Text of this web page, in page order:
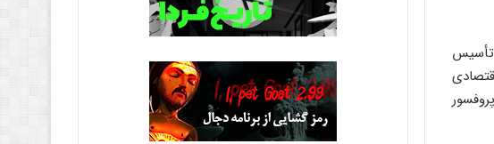
انگلستان تأسیس